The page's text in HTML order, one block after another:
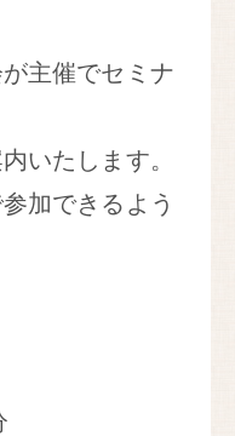
主催でセミナ
いたします。
加できるよう